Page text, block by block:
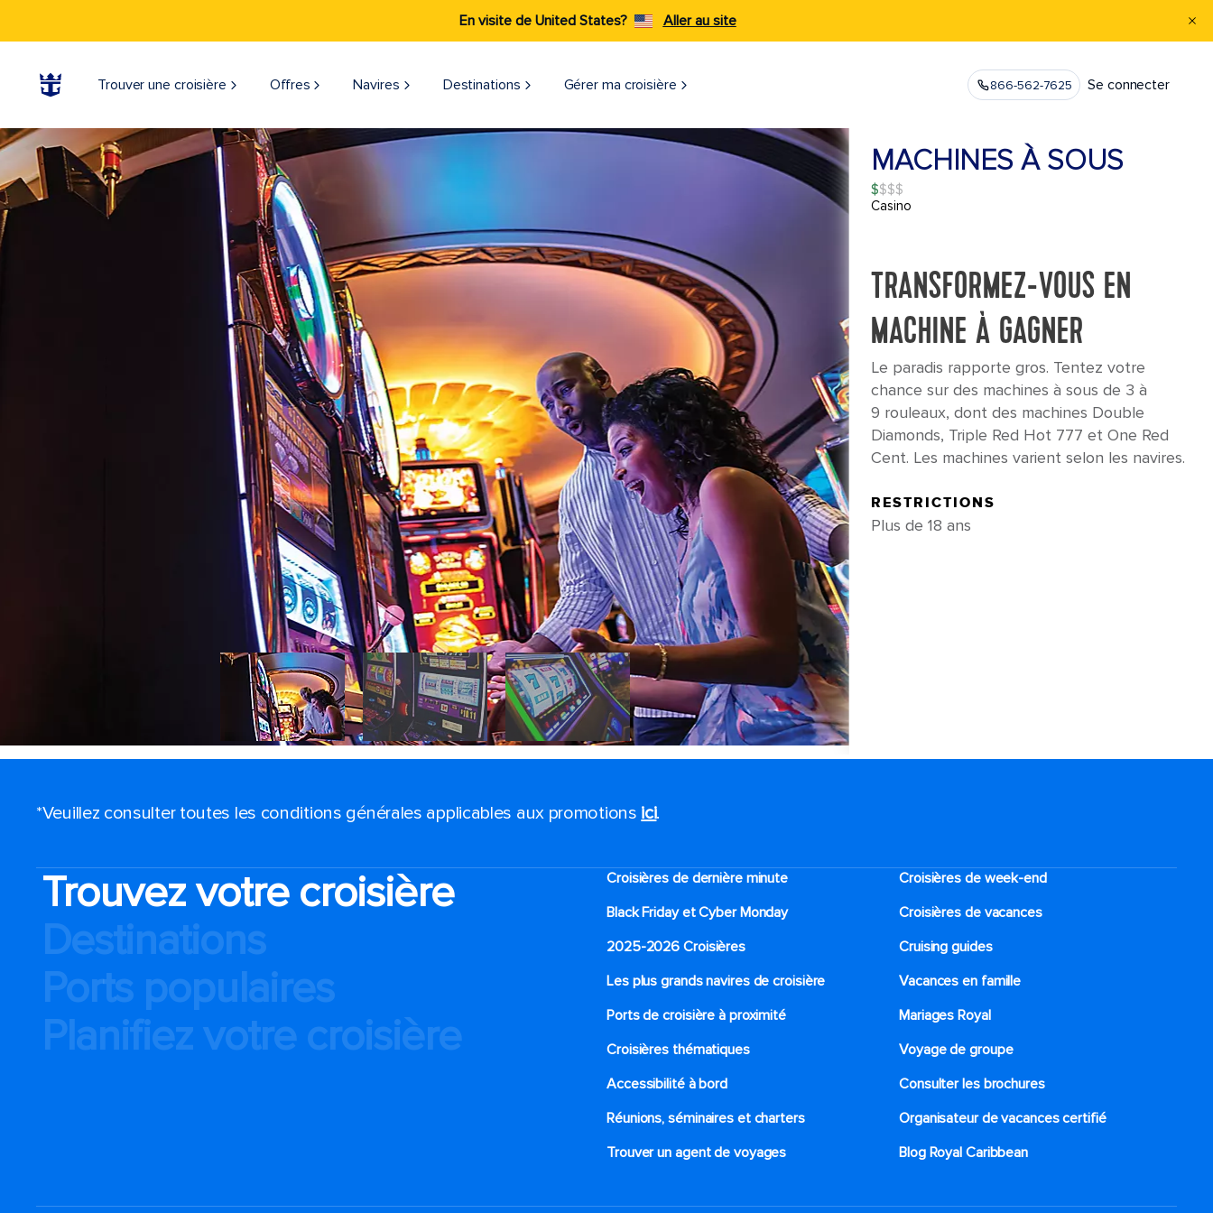
En visite de United States? Aller au site
Trouver une croisière Offres Navires Destinations Gérer ma croisière​ 866-562-7625 Se connecter
MACHINES À SOUS
$
Casino
TRANSFORMEZ-VOUS EN
MACHINE À GAGNER
Le paradis rapporte gros. Tentez votre
chance sur des machines à sous de 3 à
9 rouleaux, dont des machines Double
Diamonds, Triple Red Hot 777 et One Red
Cent. Les machines varient selon les navires.
RESTRICTIONS
Plus de 18 ans
*Veuillez consulter toutes les conditions générales applicables aux promotions ici.
Trouvez votre croisière
Destinations
Ports populaires
Planifiez votre croisière
Croisières de dernière minute
Croisières de week-end
Black Friday et Cyber Monday
Croisières de vacances
2025-2026 Croisières
Cruising guides
Les plus grands navires de croisière
Vacances en famille
Ports de croisière à proximité
Mariages Royal
Croisières thématiques
Voyage de groupe​
Accessibilité à bord​
Consulter les brochures
Réunions, séminaires et charters
Organisateur de vacances certifié
Trouver un agent de voyages
Blog Royal Caribbean